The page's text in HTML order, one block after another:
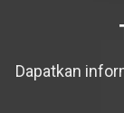
Dapatkan